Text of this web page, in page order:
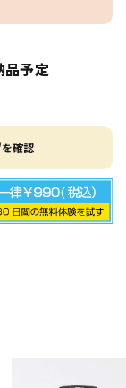
予定
確認